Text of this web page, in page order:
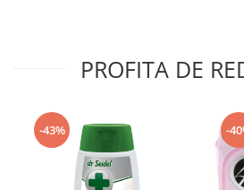
PROFITA DE
-43% -